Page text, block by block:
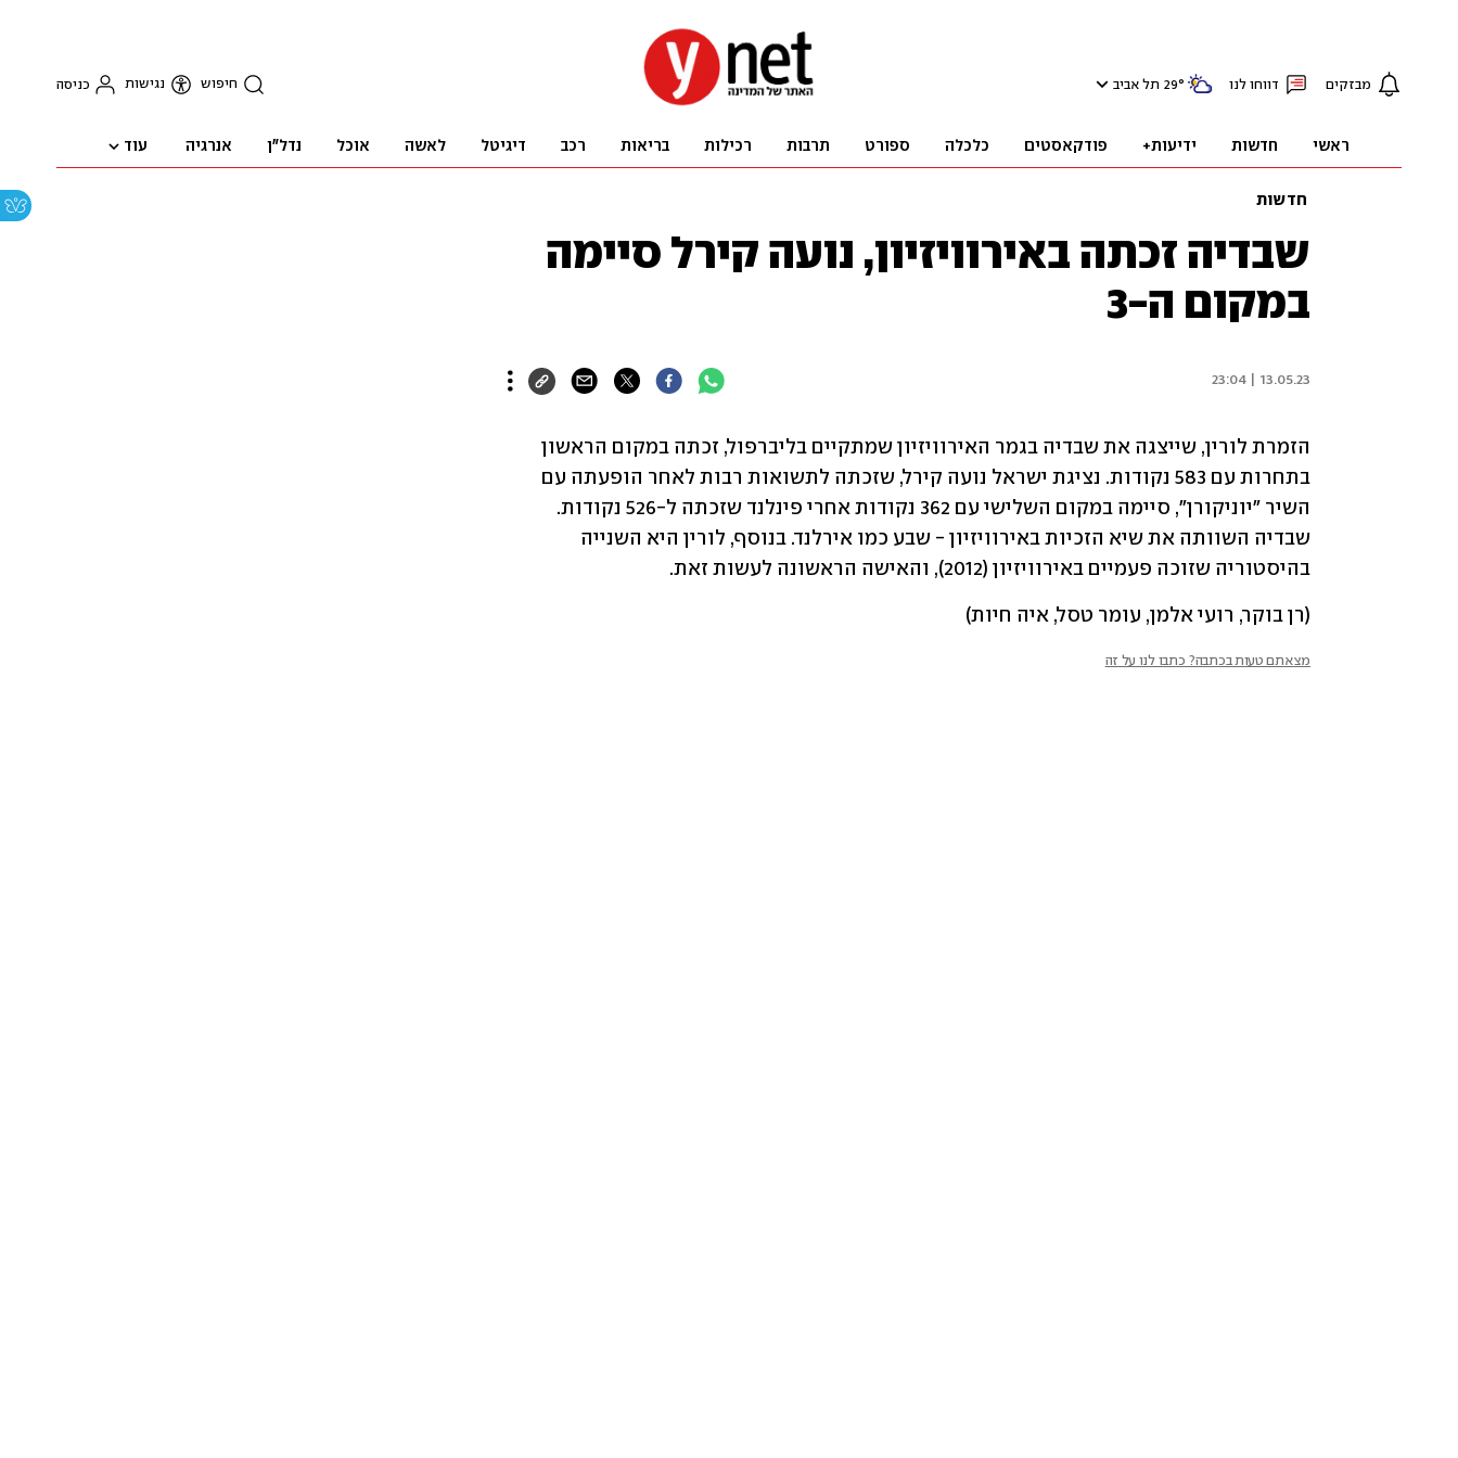
מבזקים דווחו לנו 29° תל אביב חיפוש נגישות כניסה
ראשי חדשות ידיעות+ פודקאסטים כלכלה ספורט תרבות רכילות בריאות רכב דיגיטל לאשה אוכל נדל"ן אנרגיה עוד
חדשות
שבדיה זכתה באירוויזיון, נועה קירל סיימה
במקום ה-3
13.05.23 | 23:04
בהיסטוריה שזוכה פעמיים באירוויזיון (2012), והאישה הראשונה לעשות זאת.
(רן בוקר, רועי אלמן, עומר טסל, איה חיות)
מצאתם טעות בכתבה? כתבו לנו על זה